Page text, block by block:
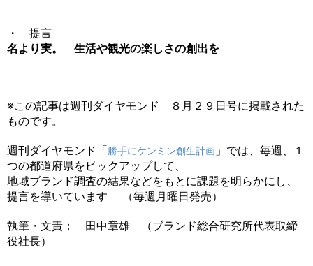
・ 提言
名より実。 生活や観光の楽しさの創出を
※この記事は週刊ダイヤモンド ８月２９日号に掲載された
ものです。
週刊ダイヤモンド「勝手にケンミン創生計画 」では、毎週、１
つの都道府県をピックアップして、
地域ブランド調査の結果などをもとに課題を明らかにし、
提言を導いています （毎週月曜日発売）
執筆・文責： 田中章雄 （ブランド総合研究所代表取締
役社長）